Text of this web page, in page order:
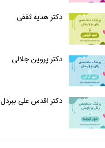
دکتر هدیه ثقفی
دکتر پروین جلالی
دکتر اقدس علی ببردل